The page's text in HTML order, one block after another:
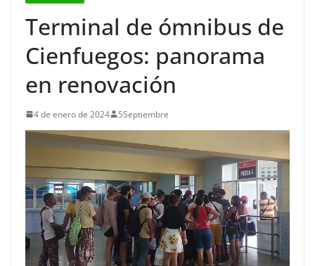
Terminal de ómnibus de
Cienfuegos: panorama
en renovación
4 de enero de 2024 5Septiembre